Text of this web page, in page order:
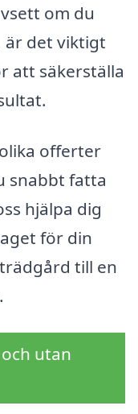
om du
är det viktigt
att säkerställa
offerter
snabbt fatta
hjälpa dig
för din
till en
utan